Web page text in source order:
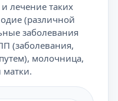
лечение таких
(различной
заболевания
(заболевания,
молочница,
матки.